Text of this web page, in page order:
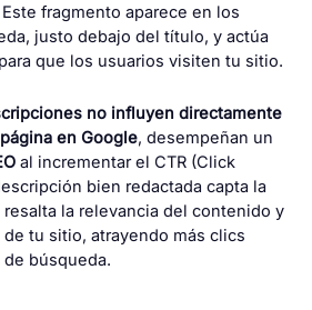
fragmento aparece en los
justo debajo del título, y actúa
que los usuarios visiten tu sitio.
no influyen directamente
en Google, desempeñan un
al incrementar el CTR (Click
bien redactada capta la
la relevancia del contenido y
tu sitio, atrayendo más clics
búsqueda.